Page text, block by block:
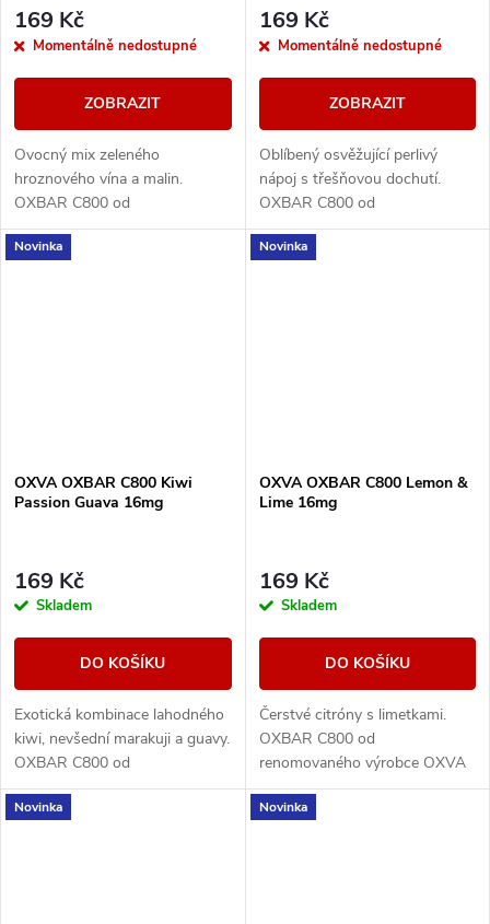
169 Kč
Momentálně nedostupné
ZOBRAZIT
Ovocný mix zeleného
hroznového vína a malin.
OXBAR C800 od
renomovaného výrobce OXVA
přináší moderní krystalický
169 Kč
Momentálně nedostupné
ZOBRAZIT
Oblíbený osvěžující perlivý
nápoj s třešňovou dochutí.
OXBAR C800 od
renomovaného výrobce OXVA
přináší moderní krystalický
Novinka
OXVA OXBAR C800 Kiwi
Passion Guava 16mg
169 Kč
Skladem
DO KOŠÍKU
Exotická kombinace lahodného
kiwi, nevšední marakuji a guavy.
OXBAR C800 od
renomovaného výrobce OXVA
přináší moderní krystalický
Novinka
OXVA OXBAR C800 Lemon &
Lime 16mg
169 Kč
Skladem
DO KOŠÍKU
Čerstvé citróny s limetkami.
OXBAR C800 od
renomovaného výrobce OXVA
přináší moderní krystalický
design, který nejen skvěle
Novinka Novinka